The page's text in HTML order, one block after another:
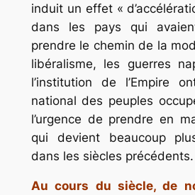
induit un effet «
dans les pays qui
prendre le chemin de la
libéralisme, les guerres
l’institution de l’Empire
national des peuples
l’urgence de prendre en
qui devient beaucoup
dans les siècles précédents.
Au cours du siècle, de